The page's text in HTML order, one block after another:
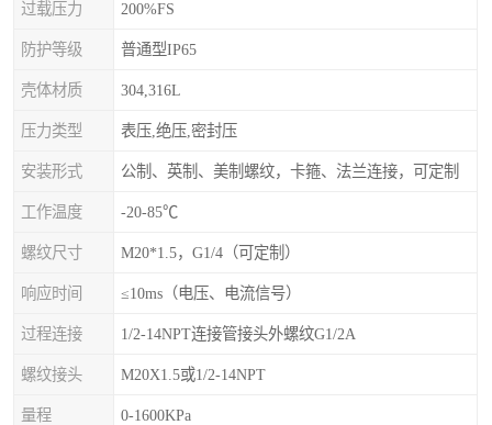
过载压力 200%FS
防护等级 普通型IP65
壳体材质 304,316L
压力类型 表压,绝压,密封压
安装形式 公制、英制、美制螺纹，卡箍、法兰连接，可定制
工作温度 -20-85℃
螺纹尺寸 M20*1.5，G1/4（可定制）
响应时间 ≤10ms（电压、电流信号）
过程连接 1/2-14NPT连接管接头外螺纹G1/2A
螺纹接头 M20X1.5或1/2-14NPT
量程 0-1600KPa